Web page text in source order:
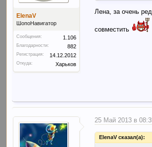
ElenaV
ШопоНавигатор
Сообщения: 1.106
Благодарности: 882
Регистрация: 14.12.2012
Откуда: Харьков
Лена, за очень
совместить
25 Май 2013 в
ElenaV сказал(а):